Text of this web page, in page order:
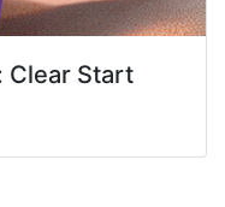
Clear Start